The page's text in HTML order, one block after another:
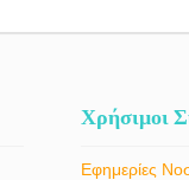
Χρήσιμοι
Εφημερίες